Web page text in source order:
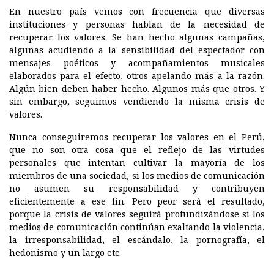
En nuestro país vemos con frecuencia que diversas
instituciones y personas hablan de la necesidad de
recuperar los valores. Se han hecho algunas campañas,
algunas acudiendo a la sensibilidad del espectador con
mensajes poéticos y acompañamientos musicales
elaborados para el efecto, otros apelando más a la razón.
Algún bien deben haber hecho. Algunos más que otros. Y
sin embargo, seguimos vendiendo la misma crisis de
valores.
Nunca conseguiremos recuperar los valores en el Perú,
que no son otra cosa que el reflejo de las virtudes
personales que intentan cultivar la mayoría de los
miembros de una sociedad, si los medios de comunicación
no asumen su responsabilidad y contribuyen
eficientemente a ese fin. Pero peor será el resultado,
porque la crisis de valores seguirá profundizándose si los
medios de comunicación continúan exaltando la violencia,
la irresponsabilidad, el escándalo, la pornografía, el
hedonismo y un largo etc.